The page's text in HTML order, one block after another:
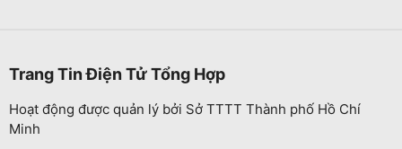
Trang Tin Điện Tử Tổng Hợp
Hoạt động được quản lý bởi Sở TTTT Thành phố Hồ Chí
Minh